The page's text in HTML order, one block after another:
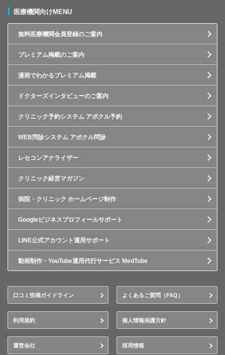
医療機関向けMENU
無料医療機関会員登録のご案内
プレミアム掲載のご案内
漫画でわかるプレミアム掲載
ドクターズインタビューのご案内
クリニック予約システム アポクル予約
WEB問診システム アポクル問診
レセコンアナライザー
クリニック経営マガジン
病院・クリニック ホームページ制作
Googleビジネスプロフィールサポート
LINE公式アカウント運用サポート
動画制作・YouTube運用代行サービス MedTube
口コミ投稿ガイドライン よくあるご質問（FAQ）
利用規約 個人情報保護方針
運営会社 採用情報